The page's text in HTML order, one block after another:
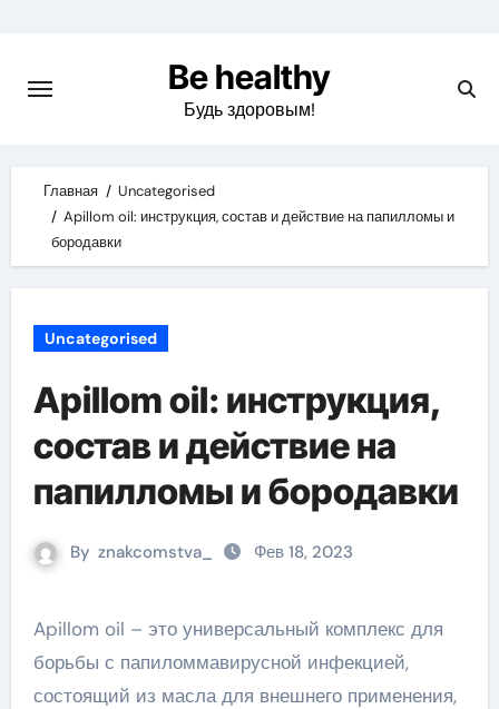
content
Be healthy
Будь здоровым!
Главная
Uncategorised
Apillom oil: инструкция, состав и действие на папилломы и
бородавки
Uncategorised
Apillom oil: инструкция,
состав и действие на
папилломы и бородавки
By znakcomstva_ Фев 18, 2023
Apillom oil – это универсальный комплекс для
борьбы с папиломмавирусной инфекцией,
состоящий из масла для внешнего применения,